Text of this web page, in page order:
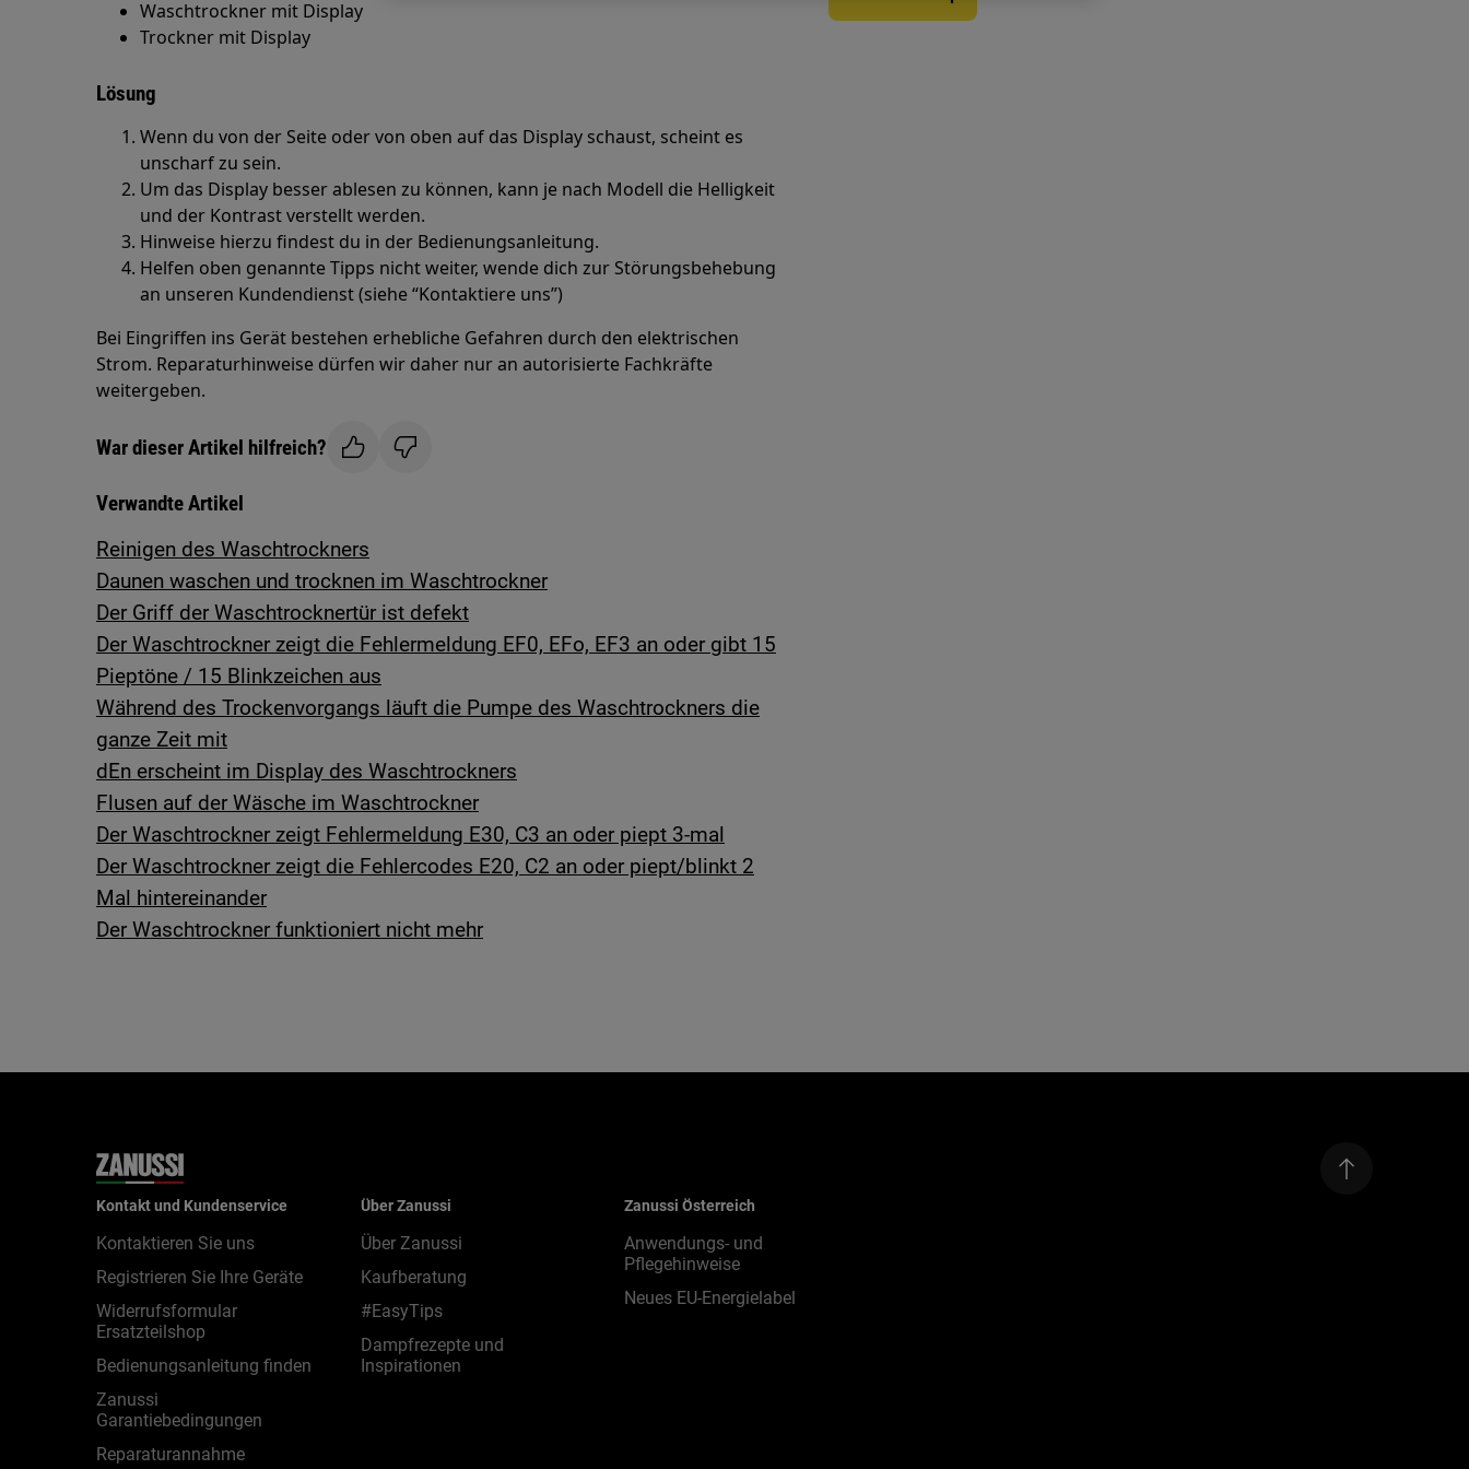
Waschtrockner mit Display
Trockner mit Display
Lösung
Wenn du von der Seite oder von oben auf das Display schaust, scheint es
unscharf zu sein.
Um das Display besser ablesen zu können, kann je nach Modell die Helligkeit
und der Kontrast verstellt werden.
Hinweise hierzu findest du in der Bedienungsanleitung.
Helfen oben genannte Tipps nicht weiter, wende dich zur Störungsbehebung
an unseren Kundendienst (siehe “Kontaktiere uns”)
Bei Eingriffen ins Gerät bestehen erhebliche Gefahren durch den elektrischen
Strom. Reparaturhinweise dürfen wir daher nur an autorisierte Fachkräfte
weitergeben.
War dieser Artikel hilfreich?
Verwandte Artikel
Reinigen des Waschtrockners
Daunen waschen und trocknen im Waschtrockner
Der Griff der Waschtrocknertür ist defekt
Der Waschtrockner zeigt die Fehlermeldung EF0, EFo, EF3 an oder gibt 15
Pieptöne / 15 Blinkzeichen aus
Während des Trockenvorgangs läuft die Pumpe des Waschtrockners die
ganze Zeit mit
dEn erscheint im Display des Waschtrockners
Flusen auf der Wäsche im Waschtrockner
Der Waschtrockner zeigt Fehlermeldung E30, C3 an oder piept 3-mal
Der Waschtrockner zeigt die Fehlercodes E20, C2 an oder piept/blinkt 2
Mal hintereinander
Der Waschtrockner funktioniert nicht mehr
Kontakt und Kundenservice
Kontaktieren Sie uns
Registrieren Sie Ihre Geräte
Widerrufsformular
Ersatzteilshop
Bedienungsanleitung finden
Zanussi
Garantiebedingungen
Reparaturannahme
Über Zanussi
Über Zanussi
Kaufberatung
#EasyTips
Dampfrezepte und
Inspirationen
Zanussi Österreich
Anwendungs- und
Pflegehinweise
Neues EU-Energielabel